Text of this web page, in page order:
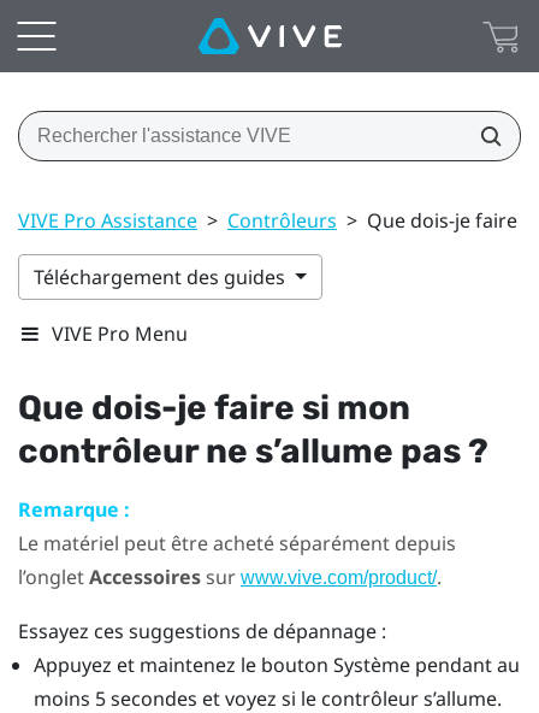
VIVE Pro Assistance > Contrôleurs > Que dois-je faire
Téléchargement des guides
VIVE Pro Menu
Que dois-je faire si mon
contrôleur ne s’allume pas ?
Remarque :
Le matériel peut être acheté séparément depuis
l’ongletAccessoiressur www.vive.com/product/.
Essayez ces suggestions de dépannage :
Appuyez et maintenez le bouton Système pendant au
moins 5 secondes et voyez si le contrôleur s’allume.